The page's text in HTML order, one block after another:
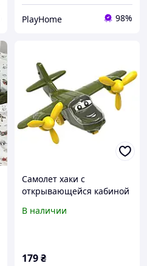
PlayHome 98%
Самолет хаки с
открывающейся кабиной
В наличии
179₴